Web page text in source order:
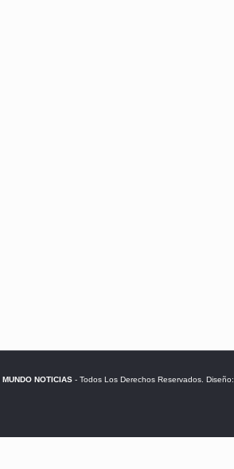
MUNDO NOTICIAS- Todos Los Derechos Reservados. Diseño: